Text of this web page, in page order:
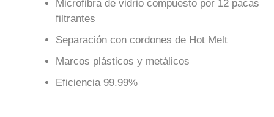
Microfibra de vidrio compuesto por 12 pacas
filtrantes
Separación con cordones de Hot Melt
Marcos plásticos y metálicos
Eficiencia 99.99%